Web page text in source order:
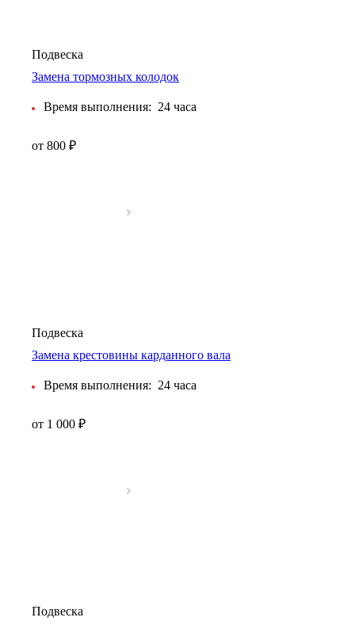
Подвеска
Замена тормозных колодок
Время выполнения: 24 часа
от 800 ₽
Подвеска
Замена крестовины карданного вала
Время выполнения: 24 часа
от 1 000 ₽
Подвеска